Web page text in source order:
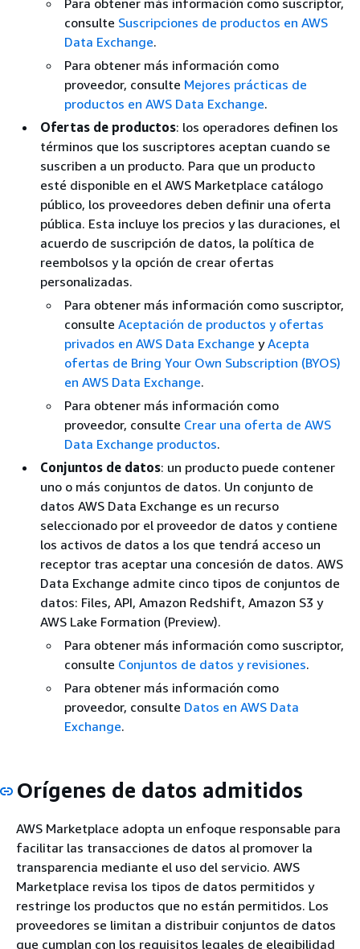
Para obtener más información como suscriptor,
consulte Suscripciones de productos en AWS
Data Exchange.
Para obtener más información como
proveedor, consulte Mejores prácticas de
productos en AWS Data Exchange.
Ofertas de productos: los operadores definen los
términos que los suscriptores aceptan cuando se
suscriben a un producto. Para que un producto
esté disponible en el AWS Marketplace catálogo
público, los proveedores deben definir una oferta
pública. Esta incluye los precios y las duraciones, el
acuerdo de suscripción de datos, la política de
reembolsos y la opción de crear ofertas
personalizadas.
Para obtener más información como suscriptor,
consulte Aceptación de productos y ofertas
privados en AWS Data Exchange yAcepta
ofertas de Bring Your Own Subscription (BYOS)
en AWS Data Exchange.
Para obtener más información como
proveedor, consulte Crear una oferta de AWS
Data Exchange productos.
Conjuntos de datos: un producto puede contener
uno o más conjuntos de datos. Un conjunto de
datos AWS Data Exchange es un recurso
seleccionado por el proveedor de datos y contiene
los activos de datos a los que tendrá acceso un
receptor tras aceptar una concesión de datos. AWS
Data Exchange admite cinco tipos de conjuntos de
datos: Files, API, Amazon Redshift, Amazon S3 y
AWS Lake Formation (Preview).
Para obtener más información como suscriptor,
consulte Conjuntos de datos y revisiones.
Para obtener más información como
proveedor, consulte Datos en AWS Data
Exchange.
Orígenes de datos admitidos
AWS Marketplace adopta un enfoque responsable para
facilitar las transacciones de datos al promover la
transparencia mediante el uso del servicio. AWS
Marketplace revisa los tipos de datos permitidos y
restringe los productos que no están permitidos. Los
proveedores se limitan a distribuir conjuntos de datos
que cumplan con los requisitos legales de elegibilidad